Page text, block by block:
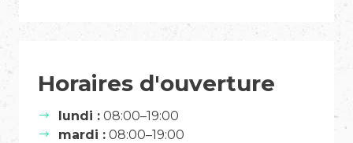
Horaires d'ouverture
lundi : 08:00–19:00
mardi : 08:00–19:00